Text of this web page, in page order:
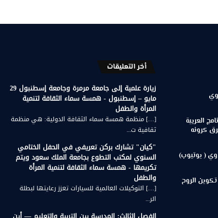
العربية
كرونه
( يوتيوب)
الروح
أخر التعليقات
زيارة علمية إلى جامعة مرمرة وجامعة إسطنبول 29
مايو – إسطنبول - همسة سماء الثقافة لتنمية
المرأة والطفل
[…] منظمة همسة سماء الثقافة الدولية: هي منظمة
ثقافية ت...
"كيان" تشارك بركن تعريفي في الحفل الختامي
السنوي لمكتب التطوع بجامعة الملك سعود ويتم
تكريمها - همسة سماء الثقافة لتنمية المرأة
والطفل
[…] التوكيلات العالمية للسيارات تعزز رعايتها لبطلة
الر...